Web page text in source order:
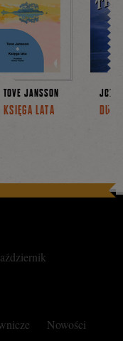
TOVE JANSSON
KSIĘGA LATA
Nowości